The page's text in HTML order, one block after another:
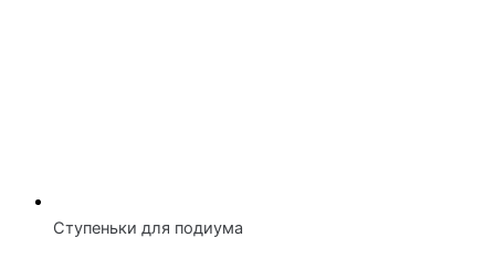
Ступеньки для подиума